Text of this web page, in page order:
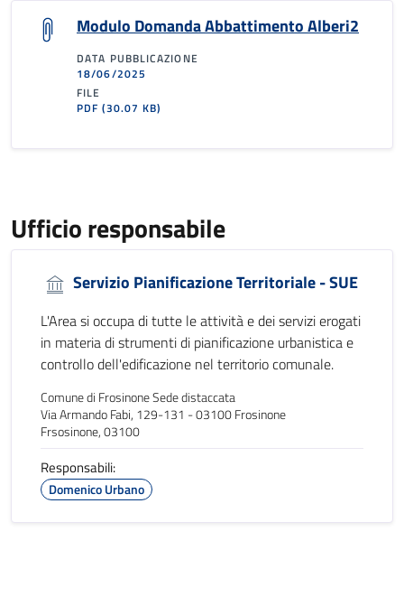
Modulo Domanda Abbattimento Alberi2
DATA PUBBLICAZIONE
18/06/2025
FILE
PDF(30.07 KB)
Ufficio responsabile
Servizio Pianificazione Territoriale - SUE
L'Area si occupa di tutte le attività e dei servizi erogati
in materia di strumenti di pianificazione urbanistica e
controllo dell'edificazione nel territorio comunale.
Comune di Frosinone Sede distaccata
Via Armando Fabi, 129-131 - 03100 Frosinone
Frsosinone, 03100
Responsabili:
Domenico Urbano